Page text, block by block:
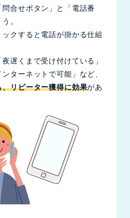
問合せボタン」と「電話番
。
ックすると電話が掛かる仕組
遅くまで受け付けている」
ンターネットで可能」など、
リピーター獲得に効果があ